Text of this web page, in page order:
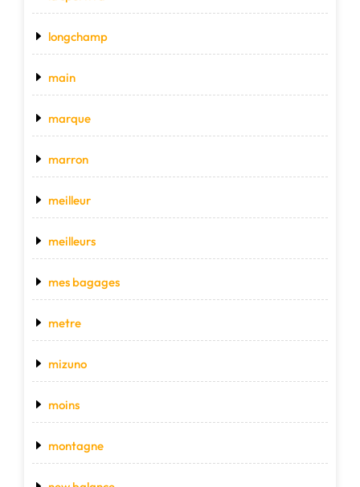
longchamp
main
marque
marron
meilleur
meilleurs
mes bagages
metre
mizuno
moins
montagne